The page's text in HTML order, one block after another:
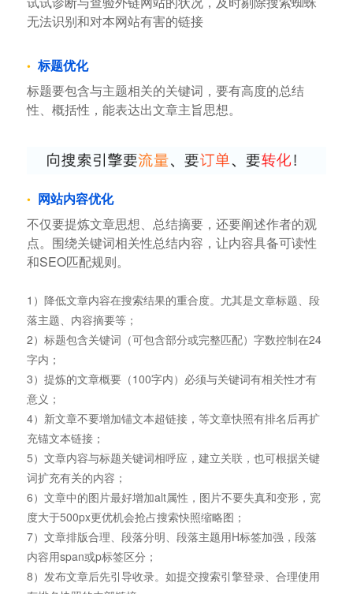
无法识别和对本网站有害的链接
标题优化
标题要包含与主题相关的关键词，要有高度的总结
性、概括性，能表达出文章主旨思想。
网站内容优化
不仅要提炼文章思想、总结摘要，还要阐述作者的观
点。围绕关键词相关性总结内容，让内容具备可读性
和SEO匹配规则。
1）降低文章内容在搜索结果的重合度。尤其是文章标题、段
落主题、内容摘要等；
2）标题包含关键词（可包含部分或完整匹配）字数控制在24
字内；
3）提炼的文章概要（100字内）必须与关键词有相关性才有
意义；
4）新文章不要增加锚文本超链接，等文章快照有排名后再扩
充锚文本链接；
5）文章内容与标题关键词相呼应，建立关联，也可根据关键
词扩充有关的内容；
6）文章中的图片最好增加alt属性，图片不要失真和变形，宽
度大于500px更优机会抢占搜索快照缩略图；
7）文章排版合理、段落分明、段落主题用H标签加强，段落
内容用span或p标签区分；
8）发布文章后先引导收录。如提交搜索引擎登录、合理使用